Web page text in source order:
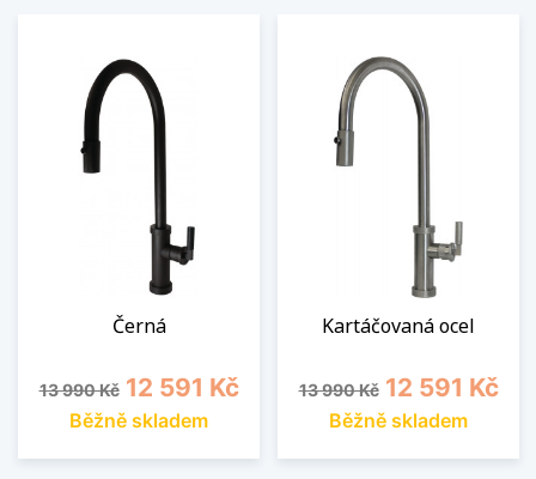
Černá
Běžná cena
13 990 Kč Cena
12 591 Kč
Běžně skladem
Kartáčovaná ocel
Běžná cena
13 990 Kč Cena
12 591 Kč
Běžně skladem